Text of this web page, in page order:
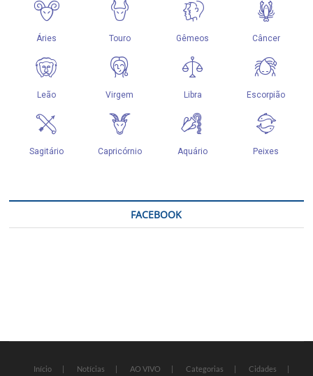
FACEBOOK
Início Notícias AO VIVO Categorias Cidades